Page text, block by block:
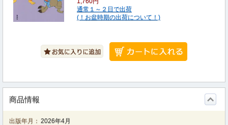
通常１～２日で出荷
(！お盆時期の出荷について！)
商品情報
出版年月： 2026年4月